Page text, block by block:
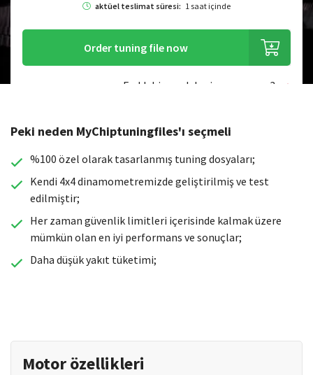
aktüel teslimat süresi: 1 saat içinde
Order tuning file now
Farklı bir model mi arıyorsunuz?
Peki neden MyChiptuningfiles'ı seçmeli
%100 özel olarak tasarlanmış tuning dosyaları;
Kendi 4x4 dinamometremizde geliştirilmiş ve test
edilmiştir;
Her zaman güvenlik limitleri içerisinde kalmak üzere
mümkün olan en iyi performans ve sonuçlar;
Daha düşük yakıt tüketimi;
Motor özellikleri